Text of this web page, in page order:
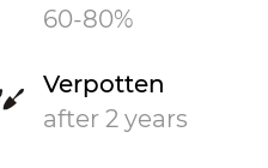
60-80%
Verpotten
after 2 years